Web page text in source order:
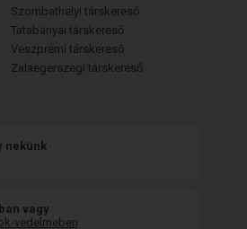
Szombathelyi társkereső
Tatabányai társkereső
Veszprémi társkereső
Zalaegerszegi társkereső
nekünk
vagy
vedelmeben